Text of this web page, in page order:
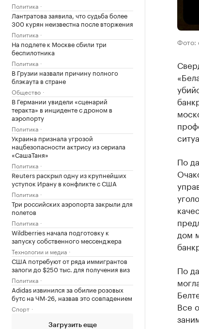
Политика
Лантратова заявила, что судьба более
300 курян неизвестна после вторжения
Политика
На подлете к Москве сбили три
беспилотника
Политика
В Грузии назвали причину полного
блэкаута в стране
Общество
В Германии увидели «сценарий
теракта» в инциденте с дроном в
аэропорту
Политика
Украина признала угрозой
нацбезопасности актрису из сериала
«СашаТаня»
Политика
Reuters раскрыл одну из крупнейших
уступок Ирану в конфликте с США
Политика
Три российских аэропорта закрыли для
полетов
Политика
Wildberries начала подготовку к
запуску собственного мессенджера
Технологии и медиа
США потребуют от ряда иммигрантов
залоги до $250 тыс. для получения виз
Политика
Adidas извинился за обилие розовых
бутс на ЧМ-26, назвав это совпадением
Спорт
Загрузить еще
Фото:
По
дом
По
Все